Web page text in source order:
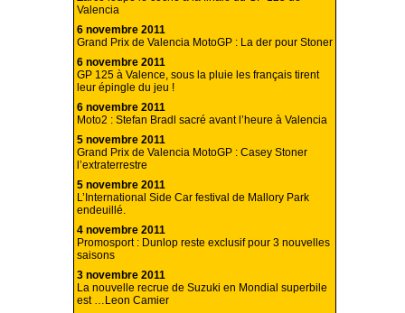
Valencia
6 novembre 2011
Grand Prix de Valencia MotoGP : La der pour Stoner
6 novembre 2011
GP 125 à Valence, sous la pluie les français tirent
leur épingle du jeu !
6 novembre 2011
Moto2 : Stefan Bradl sacré avant l’heure à Valencia
5 novembre 2011
Grand Prix de Valencia MotoGP : Casey Stoner
l’extraterrestre
5 novembre 2011
L’International Side Car festival de Mallory Park
endeuillé.
4 novembre 2011
Promosport : Dunlop reste exclusif pour 3 nouvelles
saisons
3 novembre 2011
La nouvelle recrue de Suzuki en Mondial superbile
est …Leon Camier